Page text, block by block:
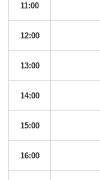
11:00
12:00
13:00
14:00
15:00
16:00